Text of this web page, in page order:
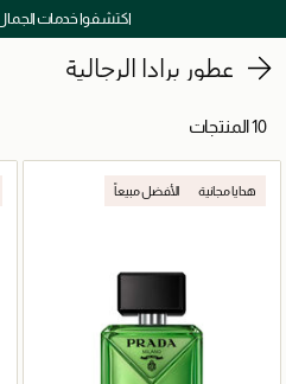
اكتشفوا خدمات الجمال
عطور برادا الرجالية
10 المنتجات
هدايا مجانية الأفضل مبيعاً